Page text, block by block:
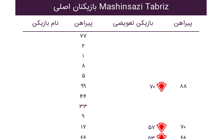
بازیکنان اصلی Mashinsazi Tabriz
نام بازیکن پیراهن بازیکن تعویضی پیراهن
۷۷
۲
۱
۸
۵
۹۹
۷۰
۸۸
۴۴
۳۳
۹
۱۷
۵۷
۷۰